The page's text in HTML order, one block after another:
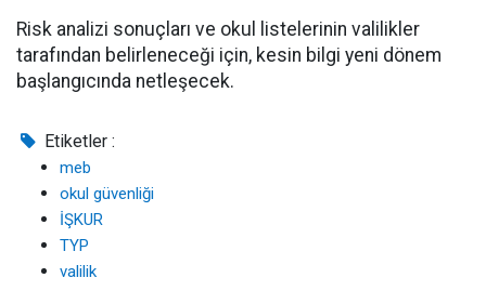
Risk analizi sonuçları ve okul listelerinin valilikler
tarafından belirleneceği için, kesin bilgi yeni dönem
başlangıcında netleşecek.
Etiketler :
meb
okul güvenliği
İŞKUR
TYP
valilik